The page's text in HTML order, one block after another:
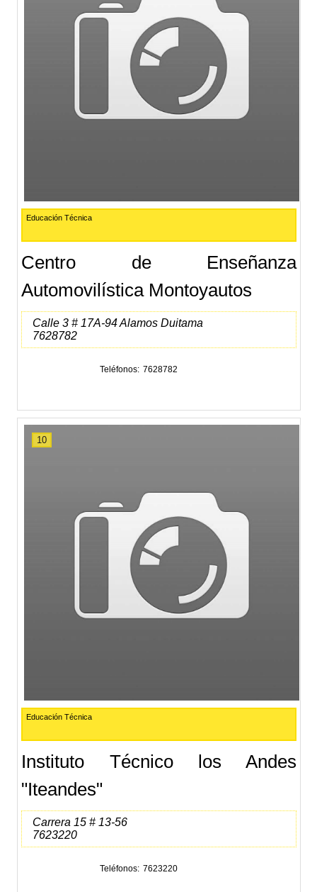
Educación Técnica
Centro de Enseñanza
Automovilística Montoyautos
Calle 3 # 17A-94 Alamos Duitama
7628782
Teléfonos 7628782
10
Educación Técnica
Instituto Técnico los Andes
"Iteandes"
Carrera 15 # 13-56
7623220
Teléfonos 7623220